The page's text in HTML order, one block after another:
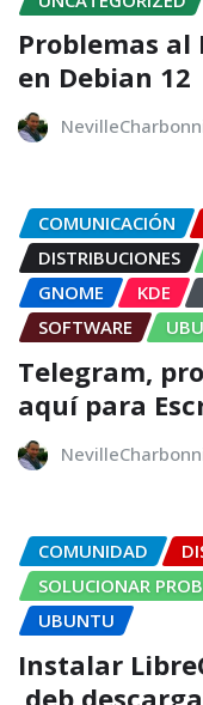
Problemas
en Debian 12
COMUNICACIÓN
DISTRIBUCIONES
GNOME
KDE
SOFTWARE
Telegram,
aquí para
COMUNIDAD
SOLUCIONAR
UBUNTU
Instalar
.deb